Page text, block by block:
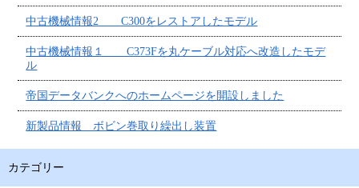
中古機械情報2 C300をレストアしたモデル
中古機械情報１ C373Fを丸ケーブル対応へ改造したモデ
ル
帝国データバンクへのホームページを開設しました
新製品情報 ボビン巻取り繰出し装置
カテゴリー